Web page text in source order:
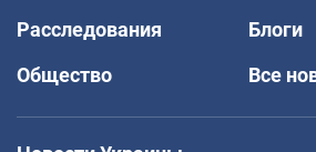
Расследования
Блоги
Общество
Все